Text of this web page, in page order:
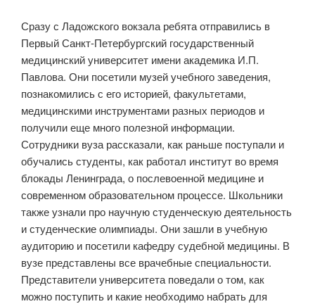
Сразу с Ладожского вокзала ребята отправились в
Первый Санкт-Петербургский государственный
медицинский университет имени академика И.П.
Павлова. Они посетили музей учебного заведения,
познакомились с его историей, факультетами,
медицинскими инструментами разных периодов и
получили еще много полезной информации.
Сотрудники вуза рассказали, как раньше поступали и
обучались студенты, как работал институт во время
блокады Ленинграда, о послевоенной медицине и
современном образовательном процессе. Школьники
также узнали про научную студенческую деятельность
и студенческие олимпиады. Они зашли в учебную
аудиторию и посетили кафедру судебной медицины. В
вузе представлены все врачебные специальности.
Представители университета поведали о том, как
можно поступить и какие необходимо набрать для